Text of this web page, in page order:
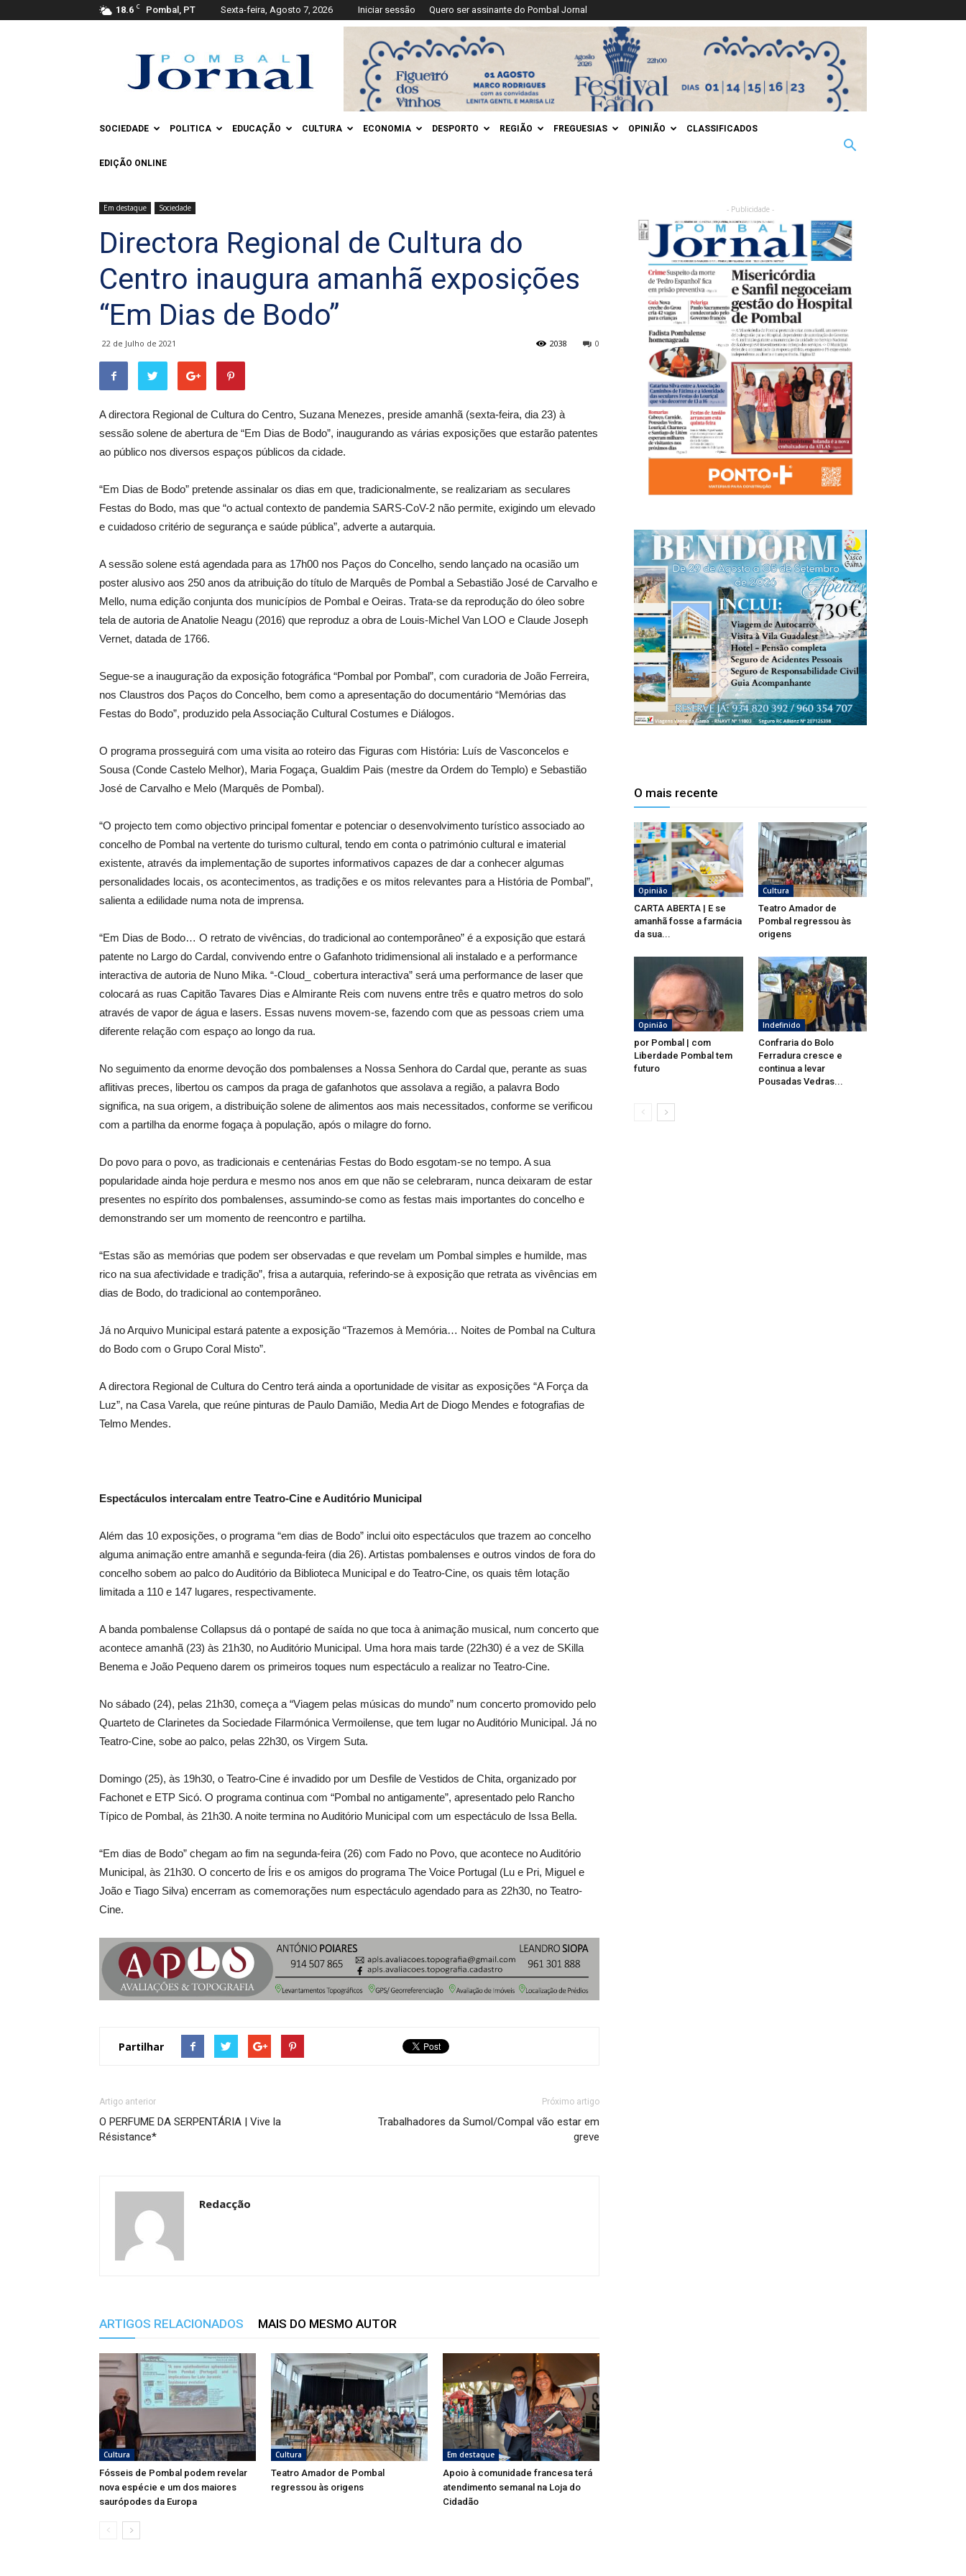
18.6 C Pombal, PT Sexta-feira, Agosto 7, 2026 Iniciar sessão Quero ser assinante do Pombal Jornal
Jornal
SOCIEDADE POLITICA EDUCAÇÃO CULTURA ECONOMIA DESPORTO REGIÃO FREGUESIAS OPINIÃO CLASSIFICADOS
EDIÇÃO ONLINE
Em destaque Sociedade
Directora Regional de Cultura do
Centro inaugura amanhã exposições
“Em Dias de Bodo”
22 de Julho de 2021 0
2038
A directora Regional de Cultura do Centro, Suzana Menezes, preside amanhã (sexta-feira, dia 23) à
sessão solene de abertura de “Em Dias de Bodo”, inaugurando as várias exposições que estarão patentes
ao público nos diversos espaços públicos da cidade.
“Em Dias de Bodo” pretende assinalar os dias em que, tradicionalmente, se realizariam as seculares
Festas do Bodo, mas que “o actual contexto de pandemia SARS-CoV-2 não permite, exigindo um elevado
e cuidadoso critério de segurança e saúde pública”, adverte a autarquia.
A sessão solene está agendada para as 17h00 nos Paços do Concelho, sendo lançado na ocasião um
poster alusivo aos 250 anos da atribuição do título de Marquês de Pombal a Sebastião José de Carvalho e
Mello, numa edição conjunta dos municípios de Pombal e Oeiras. Trata-se da reprodução do óleo sobre
tela de autoria de Anatolie Neagu (2016) que reproduz a obra de Louis-Michel Van LOO e Claude Joseph
Vernet, datada de 1766.
Segue-se a inauguração da exposição fotográfica “Pombal por Pombal”, com curadoria de João Ferreira,
nos Claustros dos Paços do Concelho, bem como a apresentação do documentário “Memórias das
Festas do Bodo”, produzido pela Associação Cultural Costumes e Diálogos.
O programa prosseguirá com uma visita ao roteiro das Figuras com História: Luís de Vasconcelos e
Sousa (Conde Castelo Melhor), Maria Fogaça, Gualdim Pais (mestre da Ordem do Templo) e Sebastião
José de Carvalho e Melo (Marquês de Pombal).
“O projecto tem como objectivo principal fomentar e potenciar o desenvolvimento turístico associado ao
concelho de Pombal na vertente do turismo cultural, tendo em conta o património cultural e imaterial
existente, através da implementação de suportes informativos capazes de dar a conhecer algumas
personalidades locais, os acontecimentos, as tradições e os mitos relevantes para a História de Pombal”,
salienta a edilidade numa nota de imprensa.
“Em Dias de Bodo… O retrato de vivências, do tradicional ao contemporâneo” é a exposição que estará
patente no Largo do Cardal, convivendo entre o Gafanhoto tridimensional ali instalado e a performance
interactiva de autoria de Nuno Mika. “-Cloud_ cobertura interactiva” será uma performance de laser que
colocará as ruas Capitão Tavares Dias e Almirante Reis com nuvens entre três e quatro metros do solo
através de vapor de água e lasers. Essas nuvens movem-se, fazendo com que as pessoas criem uma
diferente relação com espaço ao longo da rua.
No seguimento da enorme devoção dos pombalenses a Nossa Senhora do Cardal que, perante as suas
aflitivas preces, libertou os campos da praga de gafanhotos que assolava a região, a palavra Bodo
significa, na sua origem, a distribuição solene de alimentos aos mais necessitados, conforme se verificou
com a partilha da enorme fogaça à população, após o milagre do forno.
Do povo para o povo, as tradicionais e centenárias Festas do Bodo esgotam-se no tempo. A sua
popularidade ainda hoje perdura e mesmo nos anos em que não se celebraram, nunca deixaram de estar
presentes no espírito dos pombalenses, assumindo-se como as festas mais importantes do concelho e
demonstrando ser um momento de reencontro e partilha.
“Estas são as memórias que podem ser observadas e que revelam um Pombal simples e humilde, mas
rico na sua afectividade e tradição”, frisa a autarquia, referindo-se à exposição que retrata as vivências em
dias de Bodo, do tradicional ao contemporâneo.
Já no Arquivo Municipal estará patente a exposição “Trazemos à Memória… Noites de Pombal na Cultura
do Bodo com o Grupo Coral Misto”.
A directora Regional de Cultura do Centro terá ainda a oportunidade de visitar as exposições “A Força da
Luz”, na Casa Varela, que reúne pinturas de Paulo Damião, Media Art de Diogo Mendes e fotografias de
Telmo Mendes.
Espectáculos intercalam entre Teatro-Cine e Auditório Municipal
Além das 10 exposições, o programa “em dias de Bodo” inclui oito espectáculos que trazem ao concelho
alguma animação entre amanhã e segunda-feira (dia 26). Artistas pombalenses e outros vindos de fora do
concelho sobem ao palco do Auditório da Biblioteca Municipal e do Teatro-Cine, os quais têm lotação
limitada a 110 e 147 lugares, respectivamente.
A banda pombalense Collapsus dá o pontapé de saída no que toca à animação musical, num concerto que
acontece amanhã (23) às 21h30, no Auditório Municipal. Uma hora mais tarde (22h30) é a vez de SKilla
Benema e João Pequeno darem os primeiros toques num espectáculo a realizar no Teatro-Cine.
No sábado (24), pelas 21h30, começa a “Viagem pelas músicas do mundo” num concerto promovido pelo
Quarteto de Clarinetes da Sociedade Filarmónica Vermoilense, que tem lugar no Auditório Municipal. Já no
Teatro-Cine, sobe ao palco, pelas 22h30, os Virgem Suta.
Domingo (25), às 19h30, o Teatro-Cine é invadido por um Desfile de Vestidos de Chita, organizado por
Fachonet e ETP Sicó. O programa continua com “Pombal no antigamente”, apresentado pelo Rancho
Típico de Pombal, às 21h30. A noite termina no Auditório Municipal com um espectáculo de Issa Bella.
“Em dias de Bodo” chegam ao fim na segunda-feira (26) com Fado no Povo, que acontece no Auditório
Municipal, às 21h30. O concerto de Íris e os amigos do programa The Voice Portugal (Lu e Pri, Miguel e
João e Tiago Silva) encerram as comemorações num espectáculo agendado para as 22h30, no Teatro-
Cine.
Partilhar
Artigo anterior
O PERFUME DA SERPENTÁRIA | Vive la
Résistance*
Próximo artigo
Trabalhadores da Sumol/Compal vão estar em
greve
Redacção
ARTIGOS RELACIONADOS MAIS DO MESMO AUTOR
Cultura
Fósseis de Pombal podem revelar
nova espécie e um dos maiores
saurópodes da Europa
Cultura
Teatro Amador de Pombal
regressou às origens
Em destaque
Apoio à comunidade francesa terá
atendimento semanal na Loja do
Cidadão
- Publicidade -
O mais recente
Opinião
CARTA ABERTA | E se
amanhã fosse a farmácia
da sua...
Cultura
Teatro Amador de
Pombal regressou às
origens
Opinião
por Pombal | com
Liberdade Pombal tem
futuro
Indefinido
Confraria do Bolo
Ferradura cresce e
continua a levar
Pousadas Vedras...